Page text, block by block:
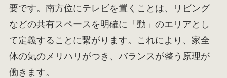
要です。南方位にテレビを置くことは、リビング
などの共有スペースを明確に「動」のエリアとし
て定義することに繋がります。これにより、家全
体の気のメリハリがつき、バランスが整う原理が
働きます。